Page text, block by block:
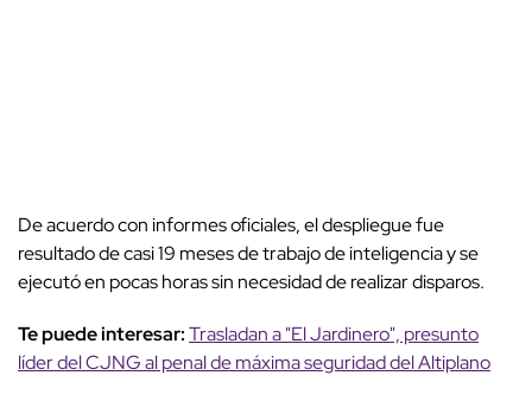
De acuerdo con informes oficiales, el despliegue fue
resultado de casi 19 meses de trabajo de inteligencia y se
ejecutó en pocas horas sin necesidad de realizar disparos.
Te puede interesar:Trasladan a "El Jardinero", presunto
líder del CJNG al penal de máxima seguridad del Altiplano